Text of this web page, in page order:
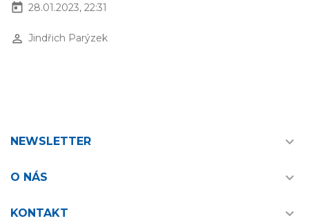
today 28.01.2023, 22:31
perm_identity Jindřich Parýzek
NEWSLETTER 
O NÁS 
KONTAKT 